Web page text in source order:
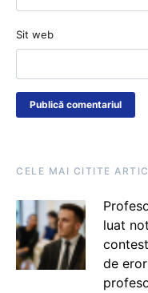
Sit web
CELE MAI CITITE
luat
de